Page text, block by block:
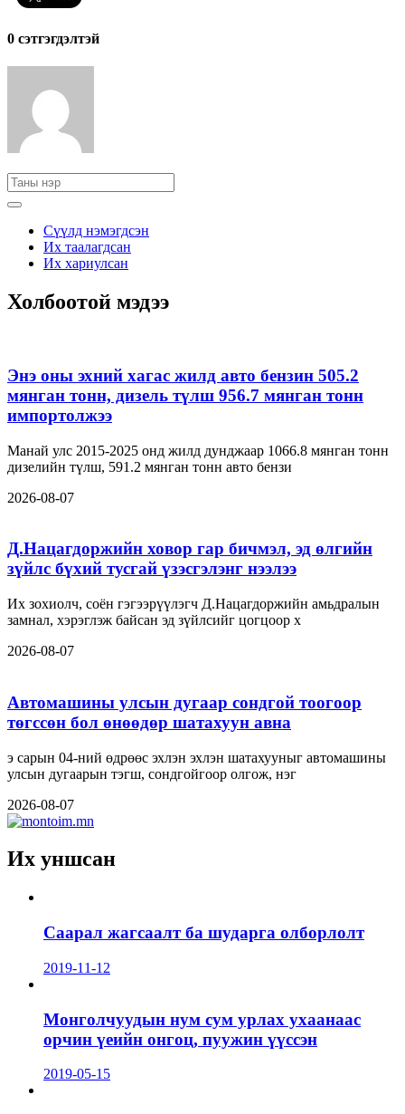
0 cэтгэгдэлтэй
Сүүлд нэмэгдсэн
Их таалагдсан
Их хариулсан
Холбоотой мэдээ
Энэ оны эхний хагас жилд авто бензин 505.2
мянган тонн, дизель түлш 956.7 мянган тонн
импортолжээ
Манай улс 2015-2025 онд жилд дунджаар 1066.8 мянган тонн
дизелийн түлш, 591.2 мянган тонн авто бензи
2026-08-07
Д.Нацагдоржийн ховор гар бичмэл, эд өлгийн
зүйлс бүхий тусгай үзэсгэлэнг нээлээ
Их зохиолч, соён гэгээрүүлэгч Д.Нацагдоржийн амьдралын
замнал, хэрэглэж байсан эд зүйлсийг цогцоор х
2026-08-07
Автомашины улсын дугаар сондгой тоогоор
төгссөн бол өнөөдөр шатахуун авна
э сарын 04-ний өдрөөс эхлэн эхлэн шатахууныг автомашины
улсын дугаарын тэгш, сондгойгоор олгож, нэг
2026-08-07
Их уншсан
Саарал жагсаалт ба шударга олборлолт
2019-11-12
Монголчуудын нум сум урлах ухаанаас
орчин үеийн онгоц, пуужин үүссэн
2019-05-15